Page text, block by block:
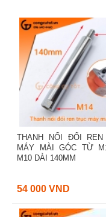
THANH NỐI ĐỔI REN
MÁY MÀI GÓC TỪ
M10 DÀI 140MM
54 000 VND